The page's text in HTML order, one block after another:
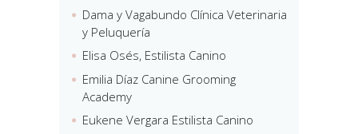
Dama y Vagabundo Clínica Veterinaria
y Peluquería
Elisa Osés, Estilista Canino
Emilia Díaz Canine Grooming
Academy
Eukene Vergara Estilista Canino